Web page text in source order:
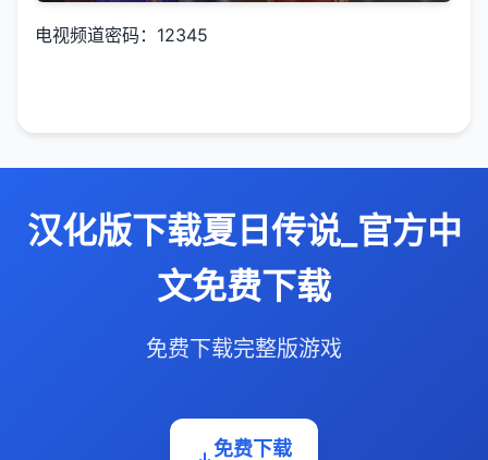
电视频道密码：12345
汉化版下载夏日传说_官方中
文免费下载
免费下载完整版游戏
免费下载